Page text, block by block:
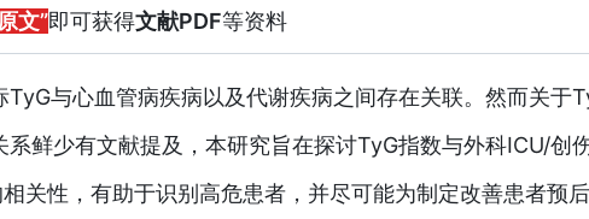
文”即可获得文献PDF等资料
与心血管病疾病以及代谢疾病之间存在关联。然而关于
鲜少有文献提及，本研究旨在探讨TyG指数与外科ICU/创
关性，有助于识别高危患者，并尽可能为制定改善患者预